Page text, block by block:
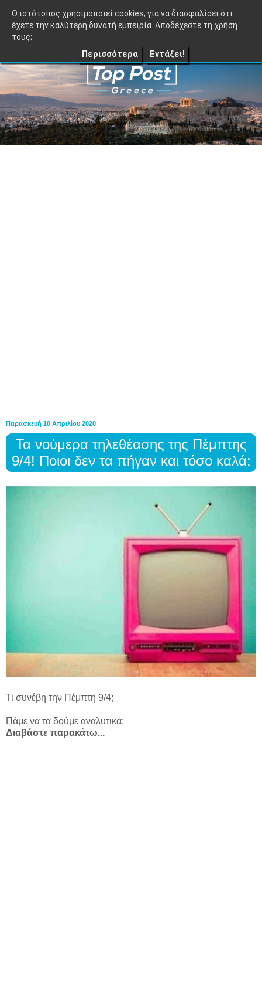
≡ TopPost.gr |
Παρασκευή 10 Απριλίου 2020
Τα νούμερα τηλεθέασης της Πέμπτης
9/4! Ποιοι δεν τα πήγαν και τόσο καλά;
Τι συνέβη την Πέμπτη 9/4;
Πάμε να τα δούμε αναλυτικά:
Διαβάστε παρακάτω...
O ιστότοπος χρησιμοποιεί cookies, για να διασφαλίσει ότι
έχετε την καλύτερη δυνατή εμπειρία. Αποδέχεστε τη χρήση
τους;
Περισσότερα Εντάξει!